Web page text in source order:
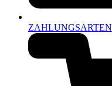
ZAHLUNGSARTEN